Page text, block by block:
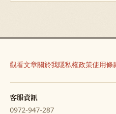
觀看文章關於我隱私權政策使用條
客服資訊
0972-947-287